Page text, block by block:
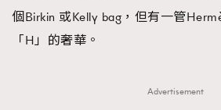
個Birkin 或Kelly bag，但有一管
「H」的奢華。
Advertisement